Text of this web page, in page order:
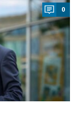
0